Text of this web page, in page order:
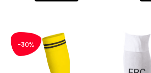
-30%